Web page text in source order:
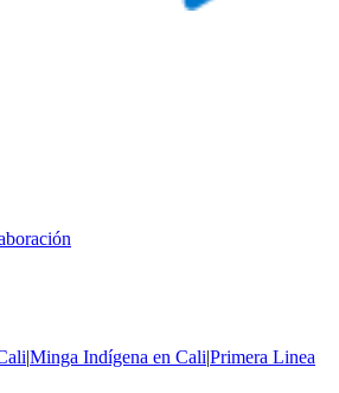
|Minga Indígena en Cali|Primera Linea